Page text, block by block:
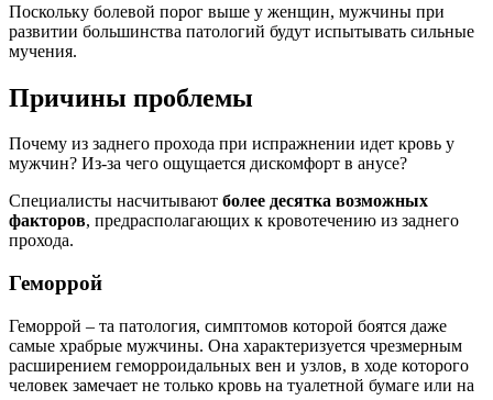
Поскольку болевой порог выше у женщин, мужчины при
развитии большинства патологий будут испытывать сильные
мучения.
Причины проблемы
Почему из заднего прохода при испражнении идет кровь у
мужчин? Из-за чего ощущается дискомфорт в анусе?
Специалисты насчитывают более десятка возможных
факторов, предрасполагающих к кровотечению из заднего
прохода.
Геморрой
Геморрой – та патология, симптомов которой боятся даже
самые храбрые мужчины. Она характеризуется чрезмерным
расширением геморроидальных вен и узлов, в ходе которого
человек замечает не только кровь на туалетной бумаге или на